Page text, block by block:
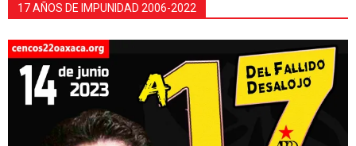
17 AÑOS DE IMPUNIDAD 2006-2022